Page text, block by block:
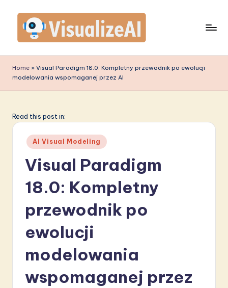
content
is
u
li
Home » Visual Paradigm 18.0: Kompletny przewodnik po ewolucji
modelowania wspomaganej przez AI
Read this post in:
Posted
in
AI Visual Modeling
Visual Paradigm
18.0: Kompletny
przewodnik po
ewolucji
modelowania
wspomaganej przez